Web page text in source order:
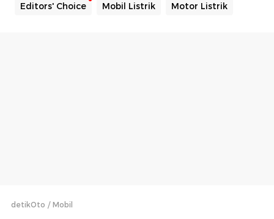
Editors' Choice Mobil Listrik Motor Listrik
detikOto Mobil